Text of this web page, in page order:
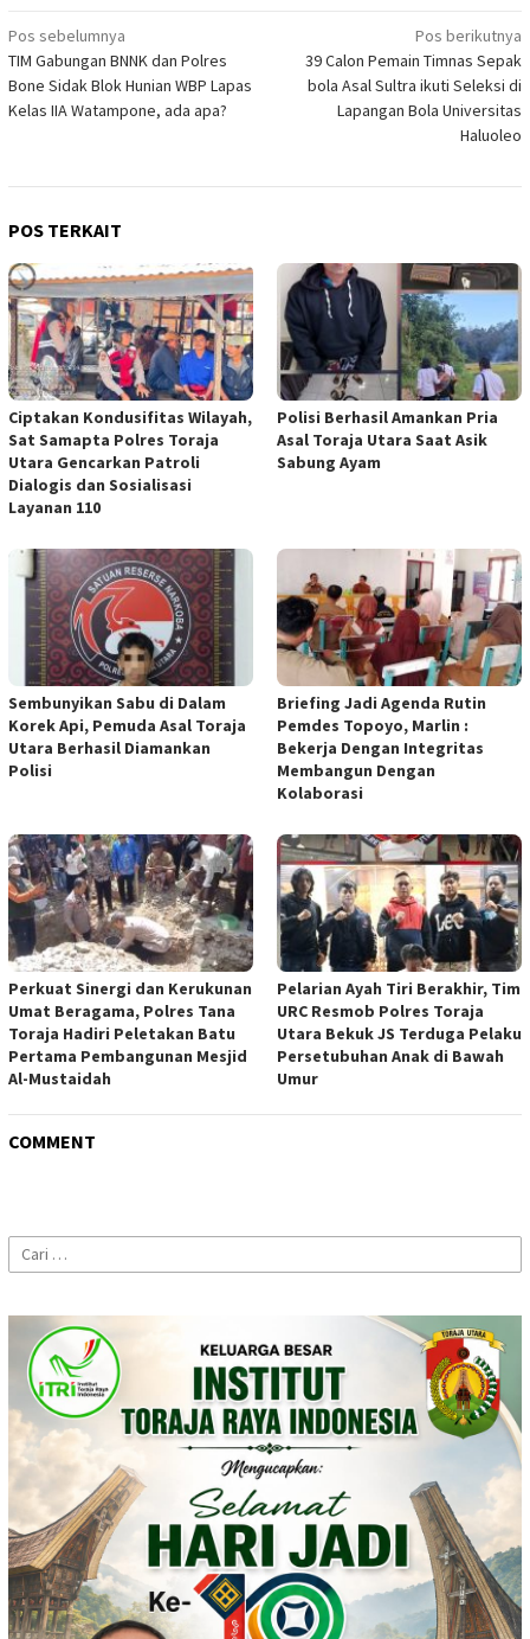
Navigasi
pos
Pos sebelumnya
TIM Gabungan BNNK dan Polres
Bone Sidak Blok Hunian WBP Lapas
Kelas IIA Watampone, ada apa?
Pos berikutnya
39 Calon Pemain Timnas Sepak
bola Asal Sultra ikuti Seleksi di
Lapangan Bola Universitas
Haluoleo
POS TERKAIT
Ciptakan Kondusifitas Wilayah,
Sat Samapta Polres Toraja
Utara Gencarkan Patroli
Dialogis dan Sosialisasi
Layanan 110
Polisi Berhasil Amankan Pria
Asal Toraja Utara Saat Asik
Sabung Ayam
Sembunyikan Sabu di Dalam
Korek Api, Pemuda Asal Toraja
Utara Berhasil Diamankan
Polisi
Briefing Jadi Agenda Rutin
Pemdes Topoyo, Marlin :
Bekerja Dengan Integritas
Membangun Dengan
Kolaborasi
Perkuat Sinergi dan Kerukunan
Umat Beragama, Polres Tana
Toraja Hadiri Peletakan Batu
Pertama Pembangunan Mesjid
Al-Mustaidah
Pelarian Ayah Tiri Berakhir, Tim
URC Resmob Polres Toraja
Utara Bekuk JS Terduga Pelaku
Persetubuhan Anak di Bawah
Umur
COMMENT
Cari
untuk: